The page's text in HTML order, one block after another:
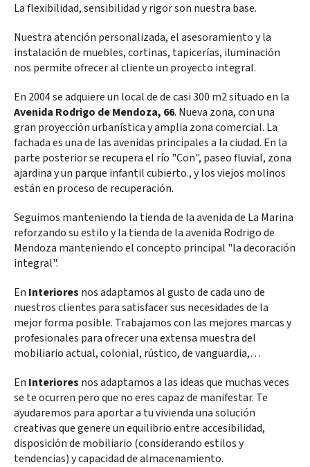
La flexibilidad, sensibilidad y rigor son nuestra base.
Nuestra atención personalizada, el asesoramiento y la
instalación de muebles, cortinas, tapicerías, iluminación
nos permite ofrecer al cliente un proyecto integral.
En 2004 se adquiere un local de de casi 300 m2 situado en la
Avenida Rodrigo de Mendoza, 66. Nueva zona, con una
gran proyección urbanística y amplia zona comercial. La
fachada es una de las avenidas principales a la ciudad. En la
parte posterior se recupera el río "Con", paseo fluvial, zona
ajardina y un parque infantil cubierto., y los viejos molinos
están en proceso de recuperación.
Seguimos manteniendo la tienda de la avenida de La Marina
reforzando su estilo y la tienda de la avenida Rodrigo de
Mendoza manteniendo el concepto principal "la decoración
integral".
En Interiores nos adaptamos al gusto de cada uno de
nuestros clientes para satisfacer sus necesidades de la
mejor forma posible. Trabajamos con las mejores marcas y
profesionales para ofrecer una extensa muestra del
mobiliario actual, colonial, rústico, de vanguardia,…
En Interiores nos adaptamos a las ideas que muchas veces
se te ocurren pero que no eres capaz de manifestar. Te
ayudaremos para aportar a tu vivienda una solución
creativas que genere un equilibrio entre accesibilidad,
disposición de mobiliario (considerando estilos y
tendencias) y capacidad de almacenamiento.